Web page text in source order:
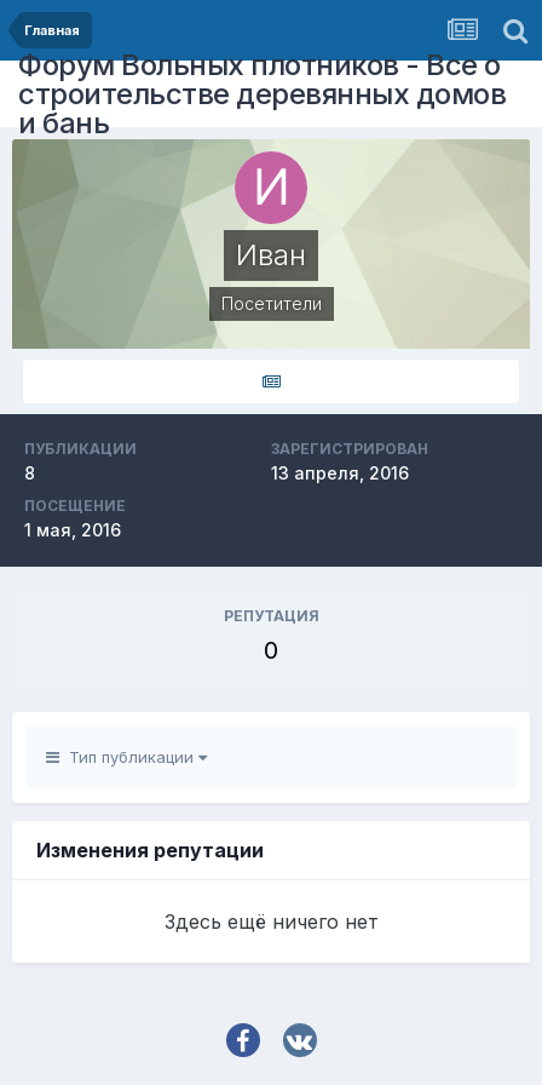
Главная
Форум Вольных плотников - Все о
строительстве деревянных домов
и бань
Иван
Посетители
ПУБЛИКАЦИИ
8
ЗАРЕГИСТРИРОВАН
13 апреля, 2016
ПОСЕЩЕНИЕ
1 мая, 2016
РЕПУТАЦИЯ
0
Тип публикации
Изменения репутации
Здесь ещё ничего нет